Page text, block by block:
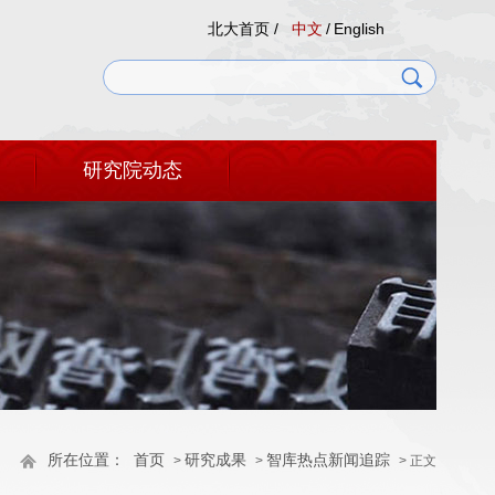
北大首页 / 中文 / English
研究院动态
所在位置： 首页 > 研究成果 > 智库热点新闻追踪 > 正文